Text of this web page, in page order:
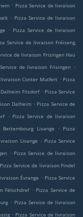
. Pizza Service de livraison
. Pizza Service de livraison
. Pizza Service de livraison
Service de livraison Fréiseng
de livraison Frisingen Hau
de livraison Frisingen .
livraison Conter Mutfert . Pizza
Filsdorf . Pizza Service
Dalheim . Pizza Service de
. Pizza Service de livraison
Livange . Pizza
Livange . Pizza Service
. Pizza Service de livraison
Pizza Service de livraison Findel
Évrange . Pizza Service
Fëlschdref . Pizza Service de
. Pizza Service de livraison
. Pizza Service de livraison